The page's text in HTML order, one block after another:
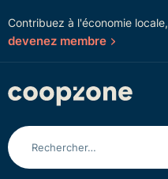
Contribuez à l'économie locale,
devenez membre